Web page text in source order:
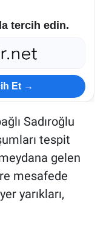
tercih edin.
Et →
Sadıroğlu
tespit
gelen
mesafede
yarıkları,